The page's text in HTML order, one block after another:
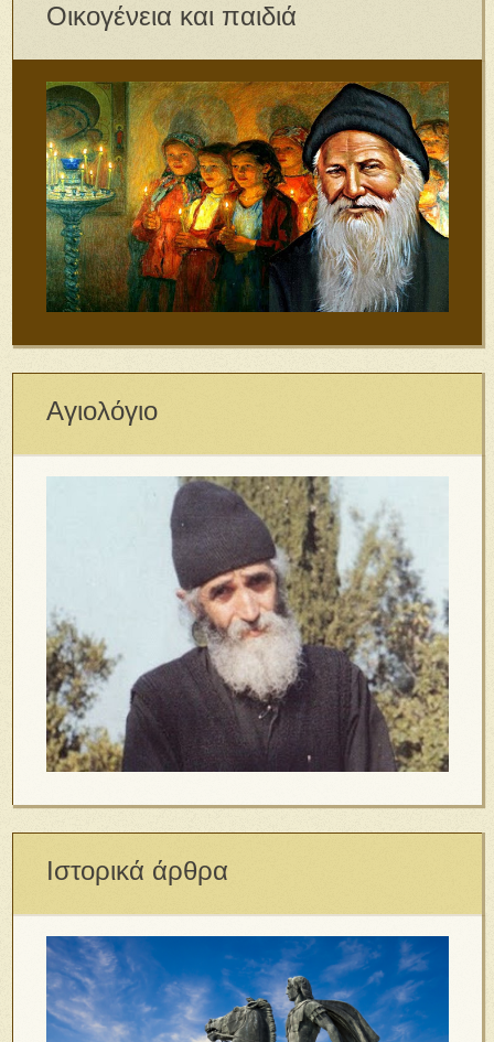
Οικογένεια και παιδιά
Αγιολόγιο
Ιστορικά άρθρα